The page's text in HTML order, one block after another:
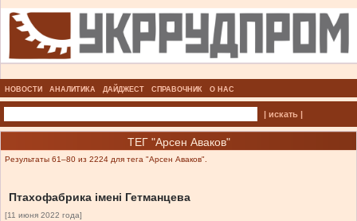
НОВОСТИ АНАЛИТИКА ДАЙДЖЕСТ СПРАВОЧНИК О НАС
| искать |
ТЕГ "Арсен Аваков"
Результаты 61–80 из 2224 для тега "Арсен Аваков".
Птахофабрика імені Гетманцева
[11 июня 2022 года]